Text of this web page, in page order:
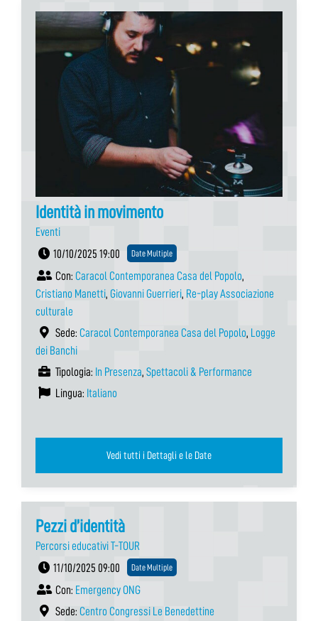
Identità in movimento
Eventi
10/10/2025 19:00
Date Multiple
Con: Caracol Contemporanea Casa del Popolo,
Cristiano Manetti, Giovanni Guerrieri, Re-play Associazione
culturale
Sede: Caracol Contemporanea Casa del Popolo, Logge
dei Banchi
Tipologia: In Presenza, Spettacoli & Performance
Lingua: Italiano
Vedi tutti i Dettagli e le Date
Pezzi d’identità
Percorsi educativi T-TOUR
11/10/2025 09:00
Date Multiple
Con: Emergency ONG
Sede: Centro Congressi Le Benedettine